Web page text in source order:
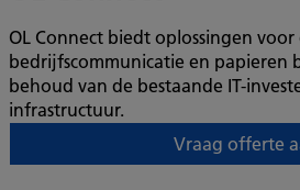
OL Connect biedt oplossingen
bedrijfscommunicatie en papieren
behoud van de bestaande IT-
infrastructuur.
Vraag offerte